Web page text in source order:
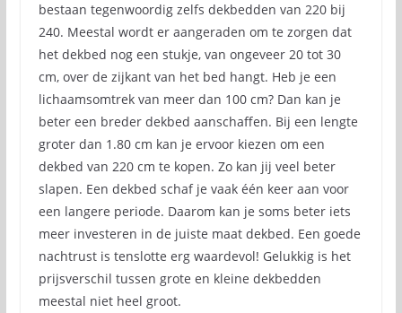
bestaan tegenwoordig zelfs dekbedden van 220 bij
240. Meestal wordt er aangeraden om te zorgen dat
het dekbed nog een stukje, van ongeveer 20 tot 30
cm, over de zijkant van het bed hangt. Heb je een
lichaamsomtrek van meer dan 100 cm? Dan kan je
beter een breder dekbed aanschaffen. Bij een lengte
groter dan 1.80 cm kan je ervoor kiezen om een
dekbed van 220 cm te kopen. Zo kan jij veel beter
slapen. Een dekbed schaf je vaak één keer aan voor
een langere periode. Daarom kan je soms beter iets
meer investeren in de juiste maat dekbed. Een goede
nachtrust is tenslotte erg waardevol! Gelukkig is het
prijsverschil tussen grote en kleine dekbedden
meestal niet heel groot.